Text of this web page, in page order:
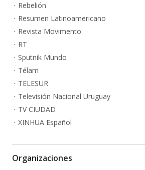
Rebelión
Resumen Latinoamericano
Revista Movimento
RT
Sputnik Mundo
Télam
TELESUR
Televisión Nacional Uruguay
TV CIUDAD
XINHUA Español
Organizaciones